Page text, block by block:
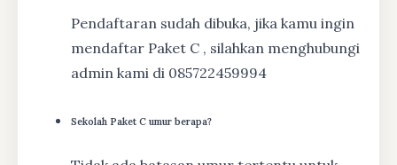
Pendaftaran sudah dibuka, jika kamu ingin
mendaftar Paket C , silahkan menghubungi
admin kami di 085722459994
Sekolah Paket C umur berapa?